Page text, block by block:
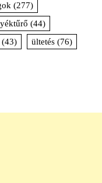
(277)
(44)
(43) ültetés (76)